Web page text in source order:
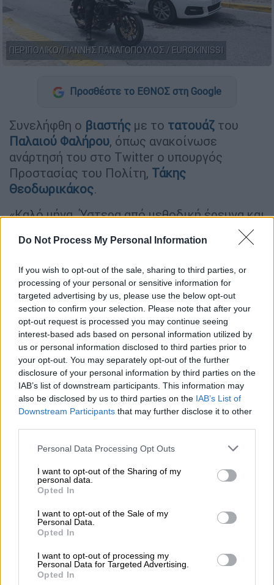
Do Not Process My Personal Information
If you wish to opt-out of the sale, sharing to third parties, or
processing of your personal or sensitive information for
targeted advertising by us, please use the below opt-out
section to confirm your selection. Please note that after your
opt-out request is processed you may continue seeing
interest-based ads based on personal information utilized by
us or personal information disclosed to third parties prior to
your opt-out. You may separately opt-out of the further
disclosure of your personal information by third parties on the
IAB’s list of downstream participants. This information may
also be disclosed by us to third parties on the IAB’s List of
Downstream Participants that may further disclose it to other
Please note that this website/app uses one or more Google
not limited to your visit or usage behaviour. You may click to
grant or deny consent to Google and its third-party tags to
use your data for below specified purposes in below Google
consent section.
Personal Data Processing Opt Outs
I want to opt-out of the Sharing of my
personal data.
Opted In
I want to opt-out of the Sale of my
Personal Data.
Opted In
I want to opt-out of processing my
Personal Data for Targeted Advertising.
Opted In
ΠΕΡΙΠΟΛΙΚΟ/ΓΙΑΝΝΗΣ ΠΑΝΑΓΟΠΟΥΛΟΣ / EUROKINISSI
Προσθέστε το ΕΘΝΟΣ στη Google
Συνελήφθη ο βιαστής με το τατουάζ του
Παλαιού Φαλήρου, όπως ανακοίνωσε
ανάρτησή του στο Τwitter ο υπουργός
Προστασίας του Πολίτη, Τάκης
Θεοδωρικάκος.
«Καλό μήνα. Ύστερα από μεθοδική έρευνα και
την ταυτοποίηση του δράστη και με άριστη
συνεργασία με τις αλβανικές αρχές
Ελληνικής Αστυνομίαςοφερόμενοςως
δράστηςτουβιασμούτης γυναίκας στο
Παλαιό Φάληρο», έγραψε ο υπουργός.
Σύμφωνα με τα όσα μετέδωσε στο OPEN, η
Μίνα Καραμήτρουτις τελευταίες ημέρες οι
ελληνικέςκαι οι αλβανικές Αρχές ήταν σε
επικοινωνία ακόμα και σε επίπεδο υπουργών
προκειμένου ο άνδρας που είχε προσπαθήσει
να δραπετεύσει στηνΑλβανία μέσω
Κακαβίας, να συλληφθεί και παραδοθεί στην
Ελλάδα.
Πράγματι, ο άνδρας εντοπίστηκε από τους
Αλβανούς αστυνομικούς οι οποίοι παρόλο
συμφωνία που να προβλέπει ότι πρέπει να
εκδοθεί αυτόματα, τον συνέλαβαν και αργά
το βράδυ της Δευτέρας τον παρέδωσαν στις
ελληνικέςΑρχέςστα σύνορα.